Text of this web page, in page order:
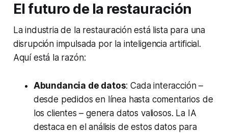
El futuro de la restauración
La industria de la restauración está lista para una
disrupción impulsada por la inteligencia artificial.
Aquí está la razón:
Abundancia de datos: Cada interacción –
desde pedidos en línea hasta comentarios de
los clientes – genera datos valiosos. La IA
destaca en el análisis de estos datos para